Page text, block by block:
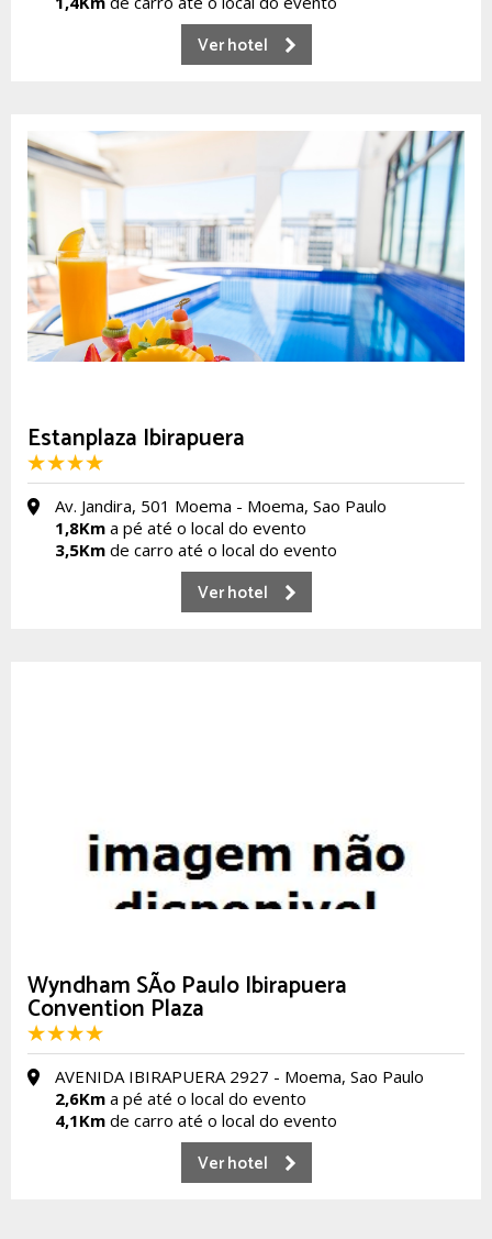
Ver hotel
Estanplaza Ibirapuera
Av. Jandira, 501 Moema - Moema, Sao Paulo
1,8Km a pé até o local do evento
3,5Km de carro até o local do evento
Ver hotel
Wyndham SÃo Paulo Ibirapuera
Convention Plaza
AVENIDA IBIRAPUERA 2927 - Moema, Sao Paulo
2,6Km a pé até o local do evento
4,1Km de carro até o local do evento
Ver hotel